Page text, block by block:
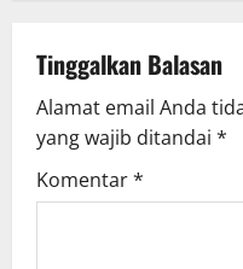
v
i
g
Tinggalkan Balasan
Alamat email Anda
yang wajib ditandai *
Komentar*